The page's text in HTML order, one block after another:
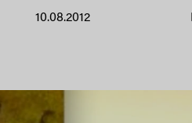
10.08.2012